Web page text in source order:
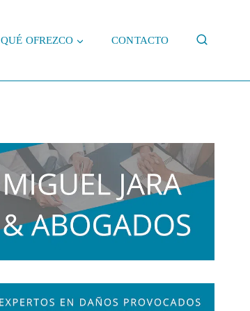
QUÉ OFREZCO CONTACTO